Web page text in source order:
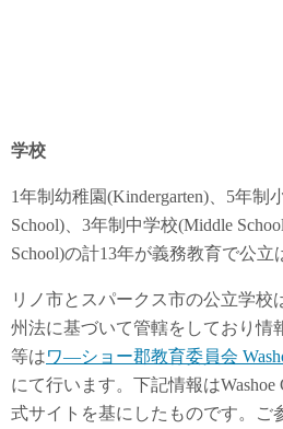
学校
1年制幼稚園(Kindergarten)、5年制
School)、3年制中学校(Middle
School)の計13年が義務教育で公立
リノ市とスパークス市の公立学
州法に基づいて管轄をしており情
等はワ―ショー郡教育委員会
にて行います。下記情報はWashoe
式サイトを基にしたものです。ご